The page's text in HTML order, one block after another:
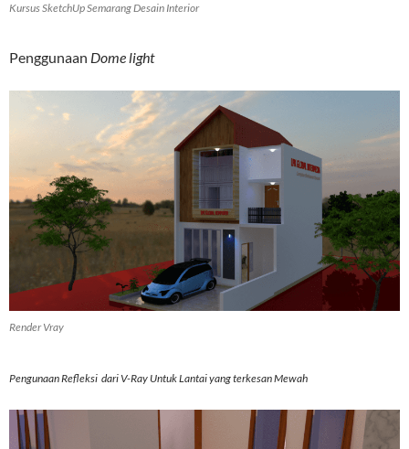
Kursus SketchUp Semarang Desain Interior
Penggunaan Dome light
Render Vray
Pengunaan Refleksi dari V-Ray Untuk Lantai yang terkesan Mewah